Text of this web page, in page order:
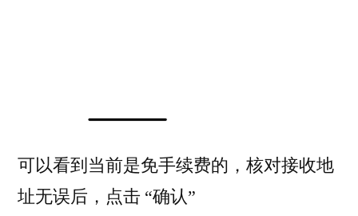
可以看到当前是免手续费的，核对接收地
址无误后，点击 “确认”